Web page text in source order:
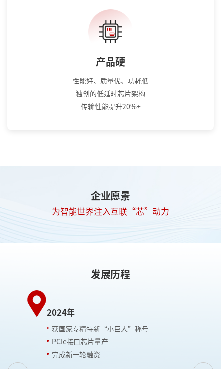
产品硬
性能好、质量优、功耗低
独创的低延时芯片架构
传输性能提升20%+
企业愿景
为智能世界注入互联“芯”动力
发展历程
2024年
获国家专精特新“小巨人”称号
PCIe接口芯片量产
完成新一轮融资